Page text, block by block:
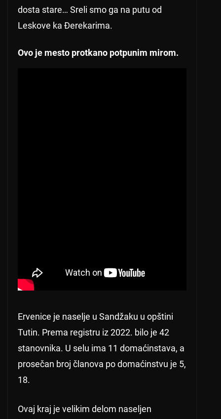
dosta stare… Sreli smo ga na putu od
Leskove ka Đerekarima.
Ovo je mesto protkano potpunim mirom.
Ervenice je naselje u Sandžaku u opštini
Tutin. Prema registru iz 2022. bilo je 42
stanovnika. U selu ima 11 domaćinstava, a
prosečan broj članova po domaćinstvu je 5,
18.
Ovaj kraj je velikim delom naseljen